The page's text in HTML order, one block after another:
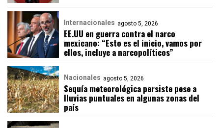
Internacionales agosto 5, 2026
EE.UU en guerra contra el narco
mexicano: “Esto es el inicio, vamos por
ellos, incluye a narcopolíticos”
Nacionales agosto 5, 2026
Sequía meteorológica persiste pese a
lluvias puntuales en algunas zonas del
país